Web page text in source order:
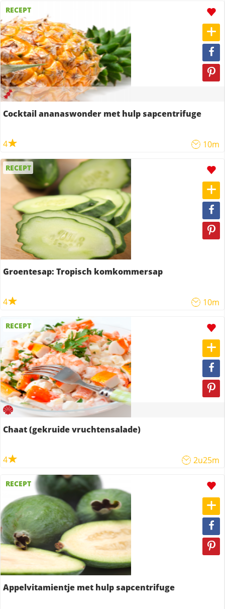
RECEPT
Cocktail ananaswonder met hulp sapcentrifuge
4 10m
RECEPT
Groentesap: Tropisch komkommersap
4 10m
RECEPT
Chaat (gekruide vruchtensalade)
4 2u25m
RECEPT
Appelvitamientje met hulp sapcentrifuge